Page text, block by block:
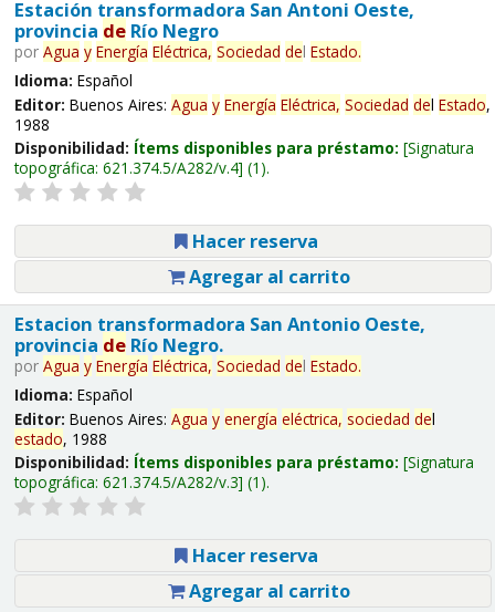
Estación transformadora San Antoni Oeste,
provincia deRío Negro
por Agua y Energía Eléctrica, Sociedad del Estado.
Idioma: Español
Editor: Buenos Aires: Agua y Energía Eléctrica, Sociedad del Estado,
1988
Disponibilidad: Ítems disponibles para préstamo: Signatura
topográfica: 621.374.5/A282/v.4 (1).
Hacer reserva
Agregar al carrito
Estacion transformadora San Antonio Oeste,
provincia deRío Negro.
por Agua y Energía Eléctrica, Sociedad del Estado.
Idioma: Español
Editor: Buenos Aires: Agua y energía eléctrica, sociedad del
estado, 1988
Disponibilidad: Ítems disponibles para préstamo: Signatura
topográfica: 621.374.5/A282/v.3 (1).
Hacer reserva
Agregar al carrito